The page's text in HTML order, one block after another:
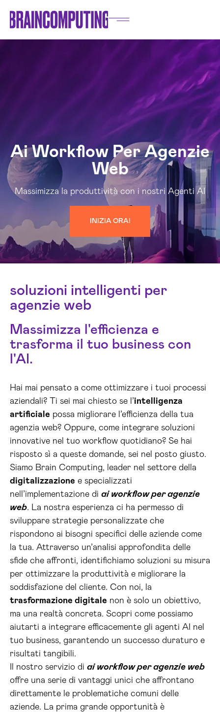
Ai Workflow Per Agenzie
Web
Massimizza la produttività con i nostri Agenti AI
INIZIA ORA!
soluzioni intelligenti per
agenzie web
Massimizza l'efficienza e
trasforma il tuo business con
l'AI.
Hai mai pensato a come ottimizzare i tuoi processi
aziendali? Ti sei mai chiesto se l’intelligenza
artificiale possa migliorare l’efficienza della tua
agenzia web? Oppure, come integrare soluzioni
innovative nel tuo workflow quotidiano? Se hai
risposto sì a queste domande, sei nel posto giusto.
Siamo Brain Computing, leader nel settore della
digitalizzazione e specializzati
nell’implementazione di ai workflow per agenzie
web. La nostra esperienza ci ha permesso di
sviluppare strategie personalizzate che
rispondono ai bisogni specifici delle aziende come
la tua. Attraverso un’analisi approfondita delle
sfide che affronti, identifichiamo soluzioni su misura
per ottimizzare la produttività e migliorare la
soddisfazione del cliente. Con noi, la
trasformazione digitale non è solo un obiettivo,
ma una realtà concreta. Scopri come possiamo
aiutarti a integrare efficacemente gli agenti AI nel
tuo business, garantendo un successo duraturo e
risultati tangibili.
Il nostro servizio di ai workflow per agenzie web
offre una serie di vantaggi unici che affrontano
direttamente le problematiche comuni delle
aziende. La prima grande opportunità è